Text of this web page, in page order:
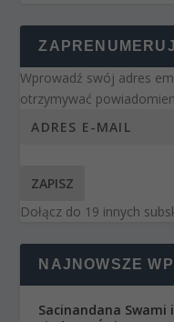
Wprowadź swój adres
otrzymywać
ZAPISZ
Dołącz do 19 innych
NAJNOWSZE
Sacinandana Swami